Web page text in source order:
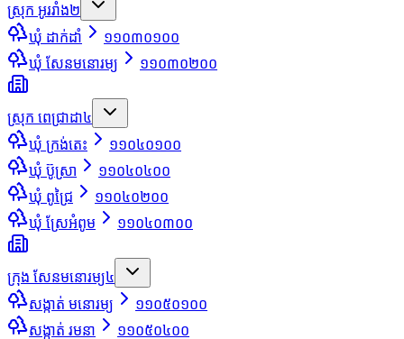
ស្រុក អូររាំង២
ឃុំ ដាក់ដាំ
១១០៣០១០០
ឃុំ សែនមនោរម្យ
១១០៣០២០០
ស្រុក ពេជ្រាដា៤
ឃុំ ក្រង់តេះ
១១០៤០១០០
ឃុំ ប៊ូស្រា
១១០៤០៤០០
ឃុំ ពូជ្រៃ
១១០៤០២០០
ឃុំ ស្រែអំពូម
១១០៤០៣០០
ក្រុង សែនមនោរម្យ៤
សង្កាត់ មនោរម្យ
១១០៥០១០០
សង្កាត់ រមនា
១១០៥០៤០០